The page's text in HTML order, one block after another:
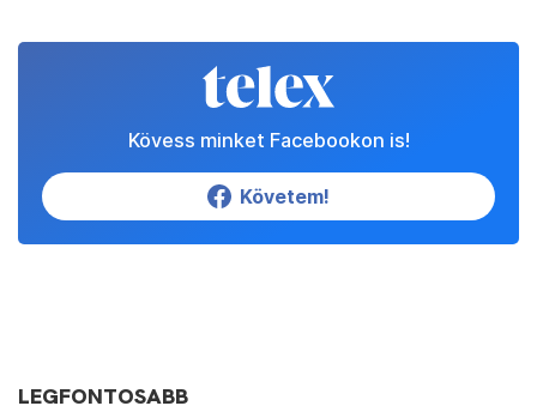
Kövess minket Facebookon is!
Követem!
LEGFONTOSABB